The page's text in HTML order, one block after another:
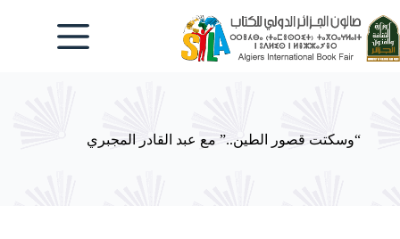
إلى
المحتوى
“وسكتت قصور الطين..” مع عبد القادر المجبري